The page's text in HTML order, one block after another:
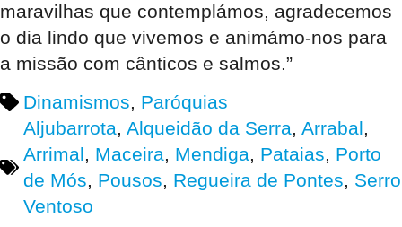
maravilhas que contemplámos, agradecemos
o dia lindo que vivemos e animámo-nos para
a missão com cânticos e salmos.”
Dinamismos, Paróquias
Aljubarrota, Alqueidão da Serra, Arrabal,
Arrimal, Maceira, Mendiga, Pataias, Porto
de Mós, Pousos, Regueira de Pontes, Serro
Ventoso